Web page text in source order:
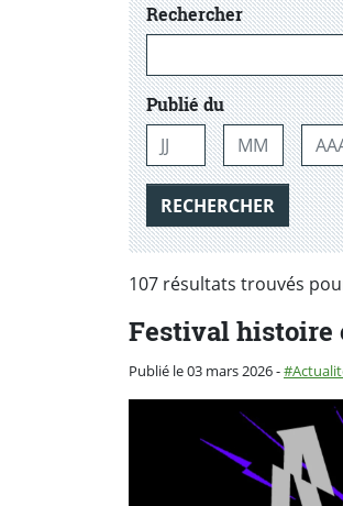
Rechercherdans les
Publié du
Jour Mois
RECHERCHER
107 résultats trouvés
Festival histoire
Publié le 03 mars 2026-